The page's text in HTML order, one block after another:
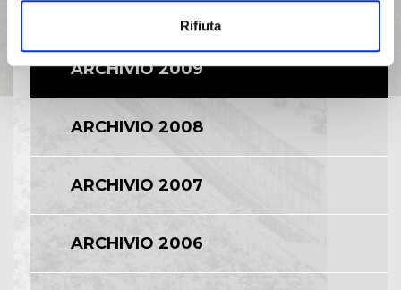
Rifiuta
ARCHIVIO 2009
ARCHIVIO 2008
ARCHIVIO 2007
ARCHIVIO 2006